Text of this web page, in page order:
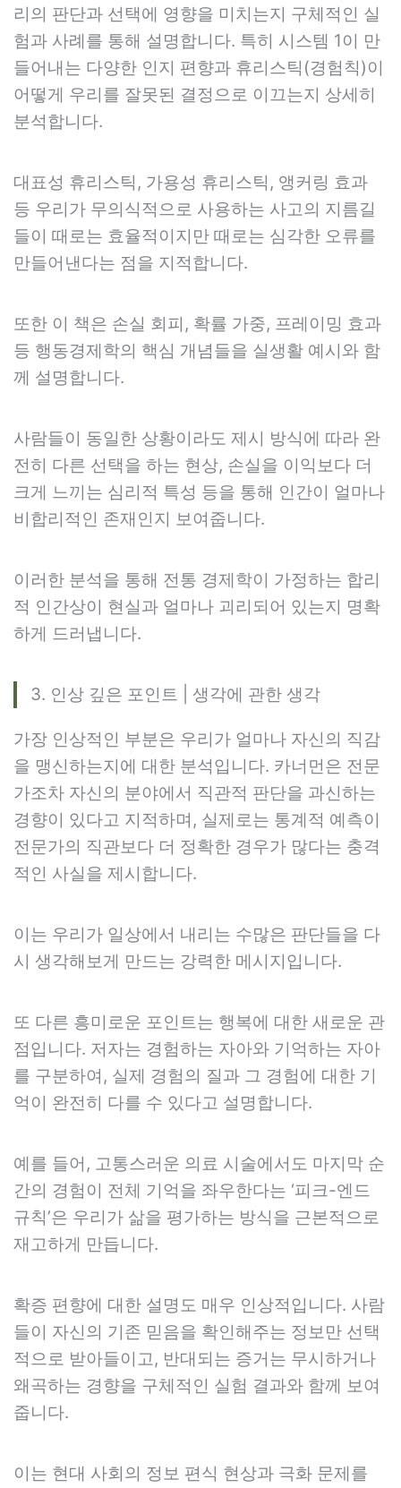
리의 판단과 선택에 영향을 미치는지 구체적인 실
험과 사례를 통해 설명합니다. 특히 시스템 1이 만
들어내는 다양한 인지 편향과 휴리스틱(경험칙)이
어떻게 우리를 잘못된 결정으로 이끄는지 상세히
분석합니다.
대표성 휴리스틱, 가용성 휴리스틱, 앵커링 효과
등 우리가 무의식적으로 사용하는 사고의 지름길
들이 때로는 효율적이지만 때로는 심각한 오류를
만들어낸다는 점을 지적합니다.
또한 이 책은 손실 회피, 확률 가중, 프레이밍 효과
등 행동경제학의 핵심 개념들을 실생활 예시와 함
께 설명합니다.
사람들이 동일한 상황이라도 제시 방식에 따라 완
전히 다른 선택을 하는 현상, 손실을 이익보다 더
크게 느끼는 심리적 특성 등을 통해 인간이 얼마나
비합리적인 존재인지 보여줍니다.
이러한 분석을 통해 전통 경제학이 가정하는 합리
적 인간상이 현실과 얼마나 괴리되어 있는지 명확
하게 드러냅니다.
3. 인상 깊은 포인트 | 생각에 관한 생각
가장 인상적인 부분은 우리가 얼마나 자신의 직감
을 맹신하는지에 대한 분석입니다. 카너먼은 전문
가조차 자신의 분야에서 직관적 판단을 과신하는
경향이 있다고 지적하며, 실제로는 통계적 예측이
전문가의 직관보다 더 정확한 경우가 많다는 충격
적인 사실을 제시합니다.
이는 우리가 일상에서 내리는 수많은 판단들을 다
시 생각해보게 만드는 강력한 메시지입니다.
또 다른 흥미로운 포인트는 행복에 대한 새로운 관
점입니다. 저자는 경험하는 자아와 기억하는 자아
를 구분하여, 실제 경험의 질과 그 경험에 대한 기
억이 완전히 다를 수 있다고 설명합니다.
예를 들어, 고통스러운 의료 시술에서도 마지막 순
간의 경험이 전체 기억을 좌우한다는 ‘피크-엔드
규칙’은 우리가 삶을 평가하는 방식을 근본적으로
재고하게 만듭니다.
확증 편향에 대한 설명도 매우 인상적입니다. 사람
들이 자신의 기존 믿음을 확인해주는 정보만 선택
적으로 받아들이고, 반대되는 증거는 무시하거나
왜곡하는 경향을 구체적인 실험 결과와 함께 보여
줍니다.
이는 현대 사회의 정보 편식 현상과 극화 문제를